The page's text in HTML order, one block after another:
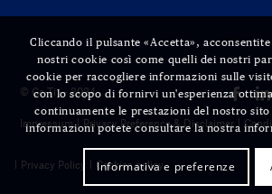
© Cc-Ti — 2024
Impressum Privacy Preference & Disclaimer
Privacy Policy Cookies policy
Cliccando il pulsante «Accetta»,
nostri cookie così come quelli dei nostri
cookie per raccogliere informazioni sulle
con lo scopo di fornirvi un'esperienza
continuamente le prestazioni del nostro
informazioni potete consultare la nostra
Informativa e preferenze